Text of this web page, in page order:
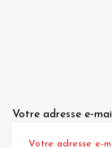
Votre adresse e-mail